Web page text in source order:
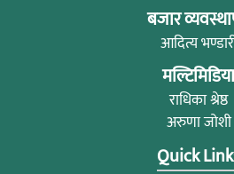
बजार
आदित्य
मल्टिमिडिया
राधिका श्रेष्ठ
अरुणा जोशी
Quick